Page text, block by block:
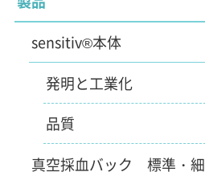
sensitiv®本体
発明と工業化
品質
真空採血バック 標準・細